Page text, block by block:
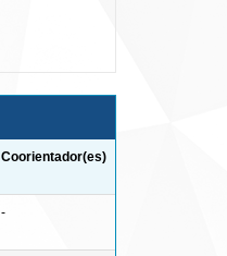
Coorientador(es)
-